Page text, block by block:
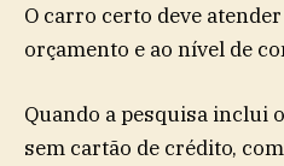
O carro certo deve
orçamento e ao nível de
Quando a pesquisa inclui
sem cartão de crédito,